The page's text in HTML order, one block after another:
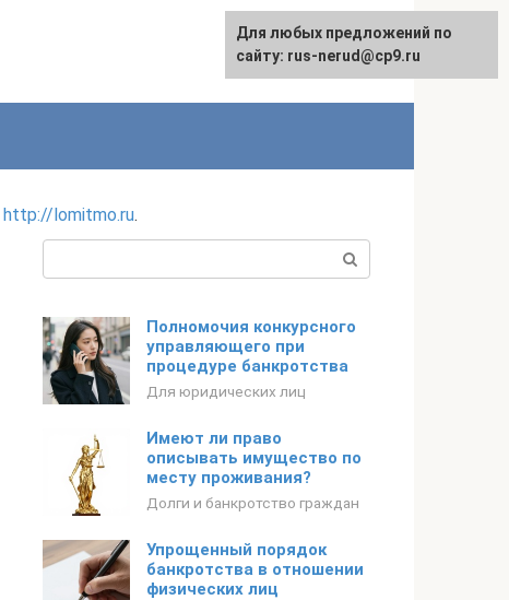
http://lomitmo.ru.
Полномочия конкурсного
управляющего при
процедуре банкротства
Для юридических лиц
Имеют ли право
описывать имущество по
месту проживания?
Долги и банкротство граждан
Упрощенный порядок
банкротства в отношении
физических лиц
Для любых предложений по
сайту: rus-nerud@cp9.ru